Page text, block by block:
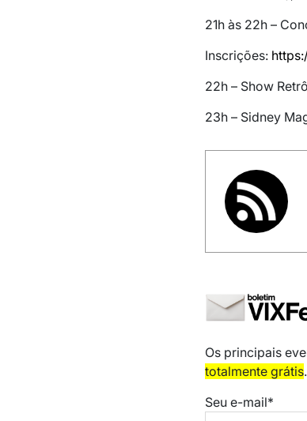
21h às 22h –
Inscrições:
22h – Show
23h – Sidney
Os principais
totalmente grátis.
Seu e-mail*